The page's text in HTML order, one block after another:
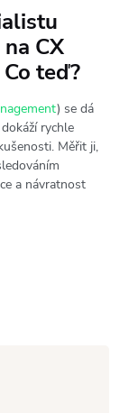
CX
teď?
) se dá
rychle
Měřit ji,
a návratnost